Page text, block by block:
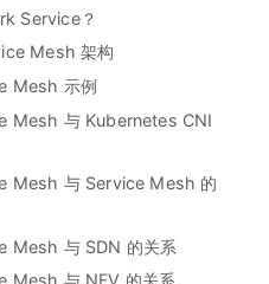
Service？
Mesh 架构
Mesh 示例
Mesh 与 Kubernetes CNI
Mesh 与 Service Mesh 的
Mesh 与 SDN 的关系